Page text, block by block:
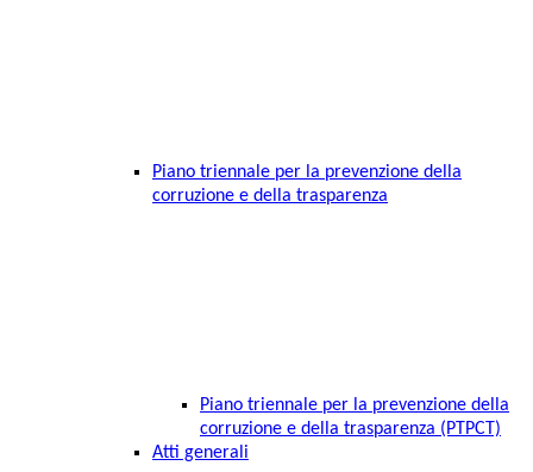
Piano triennale per la prevenzione della
corruzione e della trasparenza
Piano triennale per la prevenzione della
corruzione e della trasparenza (PTPCT)
Atti generali